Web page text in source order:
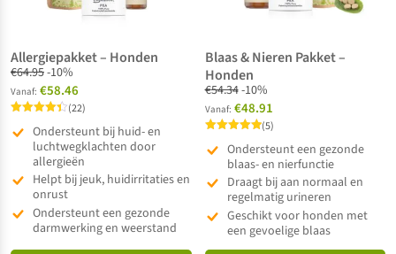
Allergiepakket – Honden
€64.95-10%
Vanaf: €58.46
4.41
(22)
Ondersteunt bij huid- en
luchtwegklachten door
allergieën
Helpt bij jeuk, huidirritaties en
onrust
Ondersteunt een gezonde
darmwerking en weerstand
Blaas & Nieren Pakket –
Honden
€54.34-10%
Vanaf: €48.91
5.00
(5)
Ondersteunt een gezonde
blaas- en nierfunctie
Draagt bij aan normaal en
regelmatig urineren
Geschikt voor honden met
een gevoelige blaas